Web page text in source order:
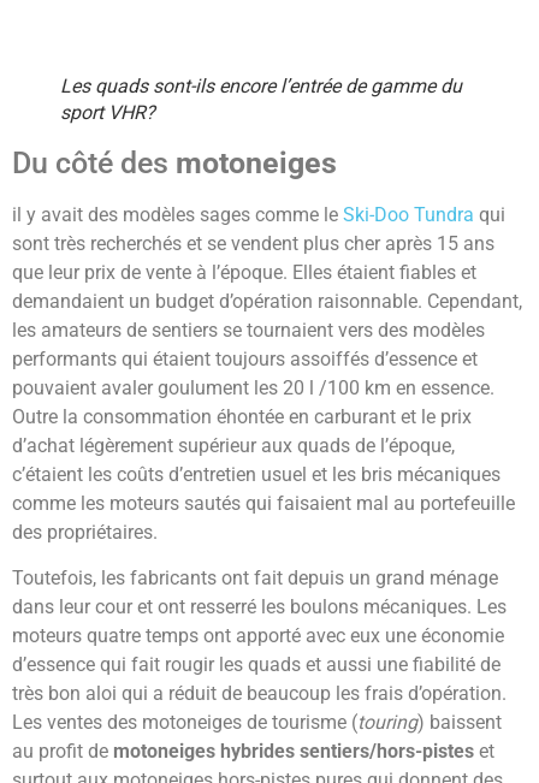
Les quads sont-ils encore l’entrée de gamme du
sport VHR?
Du côté des motoneiges
il y avait des modèles sages comme le Ski-Doo Tundra qui
sont très recherchés et se vendent plus cher après 15 ans
que leur prix de vente à l’époque. Elles étaient fiables et
demandaient un budget d’opération raisonnable. Cependant,
les amateurs de sentiers se tournaient vers des modèles
performants qui étaient toujours assoiffés d’essence et
pouvaient avaler goulument les 20 l /100 km en essence.
Outre la consommation éhontée en carburant et le prix
d’achat légèrement supérieur aux quads de l’époque,
c’étaient les coûts d’entretien usuel et les bris mécaniques
comme les moteurs sautés qui faisaient mal au portefeuille
des propriétaires.
Toutefois, les fabricants ont fait depuis un grand ménage
dans leur cour et ont resserré les boulons mécaniques. Les
moteurs quatre temps ont apporté avec eux une économie
d’essence qui fait rougir les quads et aussi une fiabilité de
très bon aloi qui a réduit de beaucoup les frais d’opération.
Les ventes des motoneiges de tourisme (touring) baissent
au profit de motoneiges hybrides sentiers/hors-pistes et